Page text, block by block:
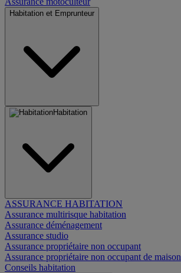
Habitation et Emprunteur
Habitation
ASSURANCE HABITATION
Assurance multirisque habitation
Assurance déménagement
Assurance studio
Assurance propriétaire non occupant
Assurance propriétaire non occupant de maison
Conseils habitation